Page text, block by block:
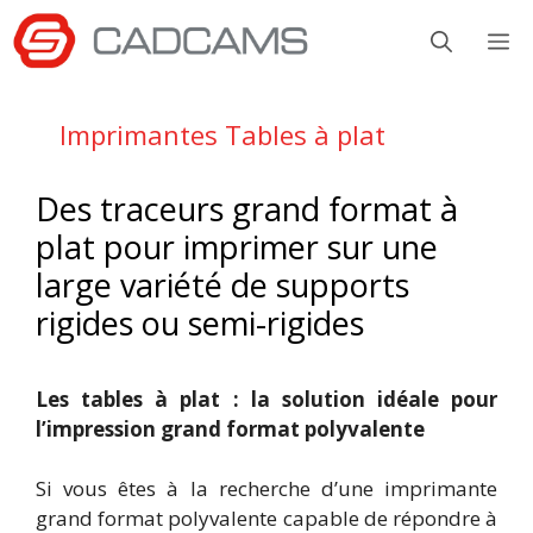
Aller
au
contenu
Imprimantes Tables à plat
Des traceurs grand format à
plat pour imprimer sur une
large variété de supports
rigides ou semi-rigides
Les tables à plat : la solution idéale pour
l’impression grand format polyvalente
Si vous êtes à la recherche d’une imprimante
grand format polyvalente capable de répondre à